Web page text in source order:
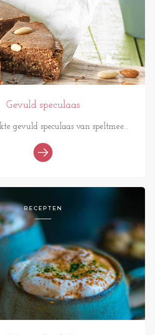
Gevuld speculaas
gevuld speculaas van speltmee...
RECEPTEN